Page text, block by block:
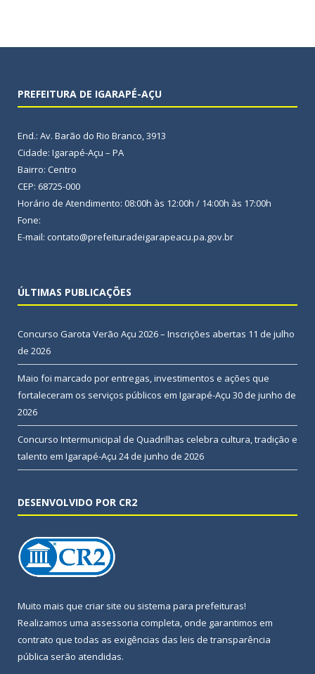
PREFEITURA DE IGARAPÉ-AÇU
End.: Av. Barão do Rio Branco, 3913
Cidade: Igarapé-Açu – PA
Bairro: Centro
CEP: 68725-000
Horário de Atendimento: 08:00h às 12:00h / 14:00h às 17:00h
Fone:
E-mail: contato@prefeituradeigarapeacu.pa.gov.br
ÚLTIMAS PUBLICAÇÕES
Concurso Garota Verão Açu 2026 – Inscrições abertas 11 de julho
de 2026
Maio foi marcado por entregas, investimentos e ações que
fortaleceram os serviços públicos em Igarapé-Açu 30 de junho de
2026
Concurso Intermunicipal de Quadrilhas celebra cultura, tradição e
talento em Igarapé-Açu 24 de junho de 2026
DESENVOLVIDO POR CR2
Muito mais que criar site ou sistema para prefeituras!
Realizamos uma assessoria completa, onde garantimos em
contrato que todas as exigências das leis de transparência
pública serão atendidas.